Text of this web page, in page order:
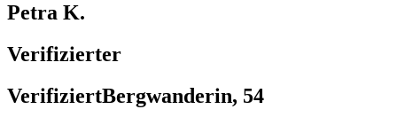
Petra K.
Verifizierter
VerifiziertBergwanderin, 54